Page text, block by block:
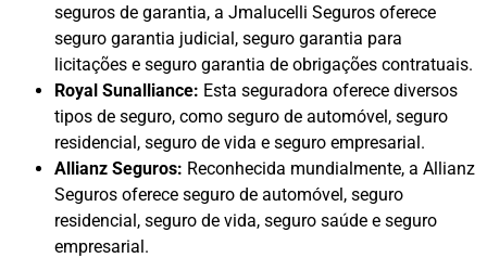
seguros de garantia, a Jmalucelli Seguros oferece
seguro garantia judicial, seguro garantia para
licitações e seguro garantia de obrigações contratuais.
Royal Sunalliance: Esta seguradora oferece diversos
tipos de seguro, como seguro de automóvel, seguro
residencial, seguro de vida e seguro empresarial.
Allianz Seguros: Reconhecida mundialmente, a Allianz
Seguros oferece seguro de automóvel, seguro
residencial, seguro de vida, seguro saúde e seguro
empresarial.